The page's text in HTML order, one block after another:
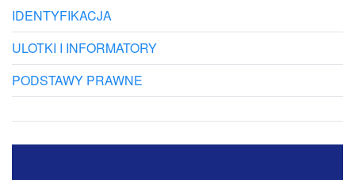
IDENTYFIKACJA
ULOTKI I INFORMATORY
PODSTAWY PRAWNE